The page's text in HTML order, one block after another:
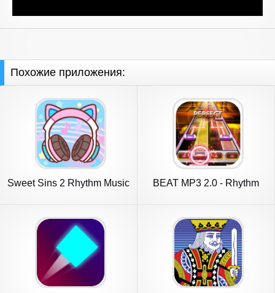
Похожие приложения:
Sweet Sins 2 Rhythm Music
BEAT MP3 2.0 - Rhythm